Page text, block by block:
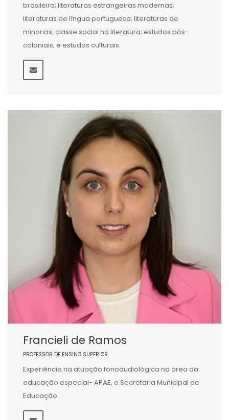
brasileira; literaturas estrangeiras modernas;
literaturas de língua portuguesa; literaturas de
minorias; classe social na literatura; estudos pós-
coloniais; e estudos culturais.
Francieli de Ramos
PROFESSOR DE ENSINO SUPERIOR
Experiência na atuação fonoaudiológica na área da
educação especial- APAE, e Secretaria Municipal de
Educação